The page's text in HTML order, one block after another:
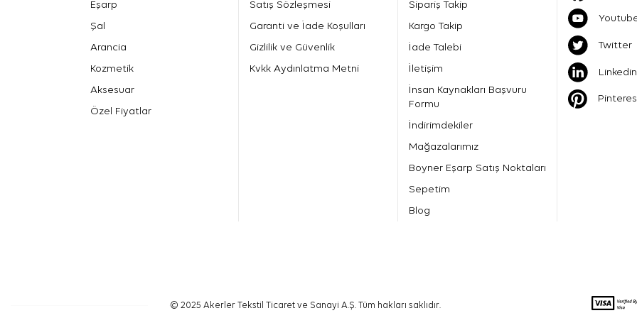
Eşarp
Şal
Arancia
Kozmetik
Aksesuar
Özel Fiyatlar
Satış Sözleşmesi
Garanti ve İade Koşulları
Gizlilik ve Güvenlik
Kvkk Aydınlatma Metni
Sipariş Takip
Kargo Takip
İade Talebi
İletişim
İnsan Kaynakları Başvuru
Formu
İndirimdekiler
Mağazalarımız
Boyner Eşarp Satış Noktaları
Sepetim
Blog
Twitter
Linkedin
© 2025 Akerler Tekstil Ticaret ve Sanayi A.Ş. Tüm hakları saklıdır.